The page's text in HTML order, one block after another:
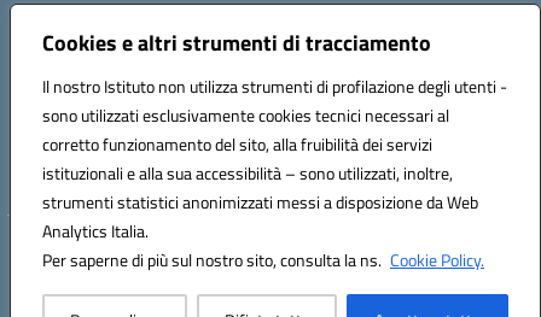
Cookies e altri strumenti di tracciamento
Il nostro Istituto non utilizza strumenti di profilazione degli utenti -
sono utilizzati esclusivamente cookies tecnici necessari al
corretto funzionamento del sito, alla fruibilità dei servizi
istituzionali e alla sua accessibilità – sono utilizzati, inoltre,
strumenti statistici anonimizzati messi a disposizione da Web
Analytics Italia.
Per saperne di più sul nostro sito, consulta la ns. Cookie Policy.
Indirizzo:
Centralino:0882 331218 Email:fgps210002@istruzione.it
Codice fiscale: 93071630714
Codice meccanografico:
FGPS210002
Codice unico di fatturazione (CUF): UF7W9K
Hosting & Powered by 3D Solution S.r.l.
Concept & Design by Designers Italia